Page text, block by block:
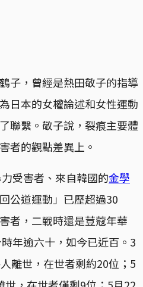
子，曾經是熱田敬子的指導
日本的女權論述和女性運動
聯繫。敬子說，裂痕主要體
者的觀點差異上。
受害者、來自韓國的金學
公道運動」已歷超過30
者，二戰時還是荳蔻年華
年逾六十，如今已近百。3
離世，在世者剩約20位；5